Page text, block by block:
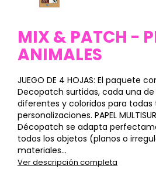
MIX & PATCH -
ANIMALES
JUEGO DE 4 HOJAS: El paquete
Decopatch surtidas, cada una
diferentes y coloridos para todas
personalizaciones. PAPEL
Décopatch se adapta
todos los objetos (planos o
materiales...
Ver descripción completa